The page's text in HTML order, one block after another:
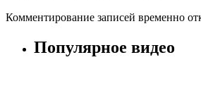
Комментирование записей временно
Популярное видео